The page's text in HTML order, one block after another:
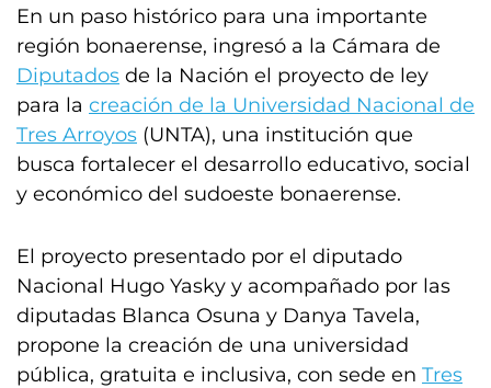
En un paso histórico para una importante
región bonaerense, ingresó a la Cámara de
Diputados de la Nación el proyecto de ley
para la creación de la Universidad Nacional de
Tres Arroyos (UNTA), una institución que
busca fortalecer el desarrollo educativo, social
y económico del sudoeste bonaerense.
El proyecto presentado por el diputado
Nacional Hugo Yasky y acompañado por las
diputadas Blanca Osuna y Danya Tavela,
propone la creación de una universidad
pública, gratuita e inclusiva, con sede en Tres